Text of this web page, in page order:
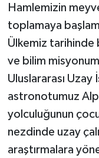
Hamlemizin
toplamaya
Ülkemiz tarihinde
ve bilim
Uluslararası
astronotumuz
yolculuğunun
nezdinde uzay
araştırmalara